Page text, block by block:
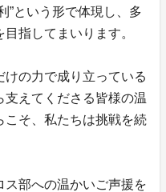
”という形で体現し、多
指してまいります。
けの力で成り立っている
支えてくださる皆様の温
こそ、私たちは挑戦を続
部への温かいご声援を